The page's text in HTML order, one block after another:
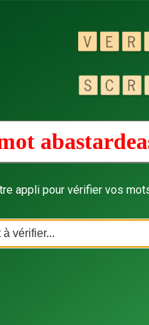
appli pour vérifier vos